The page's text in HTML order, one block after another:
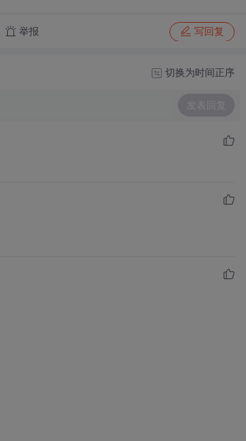
举报 写回复
切换为时间正序
发表回复